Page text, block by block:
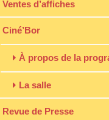
Ventes d’affiches
Ciné’Bor
À propos de la
La salle
Revue de Presse